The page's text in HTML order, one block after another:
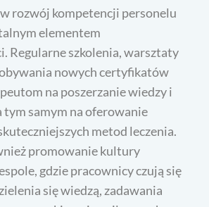
rozwój kompetencji personelu
elementem
Regularne szkolenia, warsztaty
nowych certyfikatów
na poszerzanie wiedzy i
tym samym na oferowanie
metod leczenia.
promowanie kultury
gdzie pracownicy czują się
się wiedzą, zadawania